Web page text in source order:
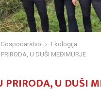
Gospodarstvo
Ekologija
PRIRODA, U DUŠI MEĐIMURJE
PRIRODA, U DUŠI